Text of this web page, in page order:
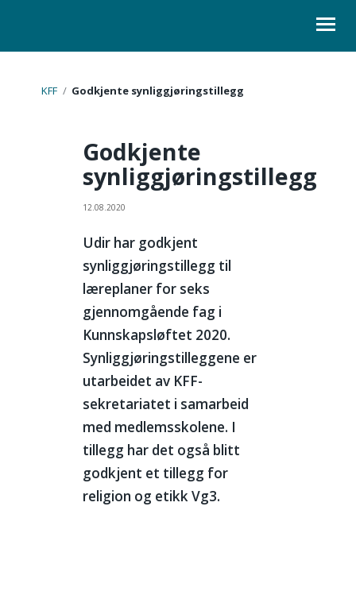
ORGANISASJON
SKOLELEDER
KFF / Godkjente synliggjøringstillegg
Godkjente
synliggjøringstillegg
12.08.2020
Udir har godkjent
synliggjøringstillegg til
læreplaner for seks
gjennomgående fag i
Kunnskapsløftet 2020.
Synliggjøringstilleggene er
utarbeidet av KFF-
sekretariatet i samarbeid
med medlemsskolene. I
tillegg har det også blitt
godkjent et tillegg for
religion og etikk Vg3.